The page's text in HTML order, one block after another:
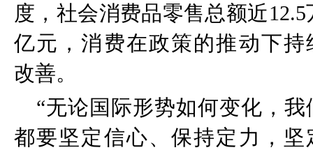
度，社会消费品零售总额近12.5
亿元，消费在政策的推动下持
改善。
“无论国际形势如何变化，我
都要坚定信心、保持定力，坚